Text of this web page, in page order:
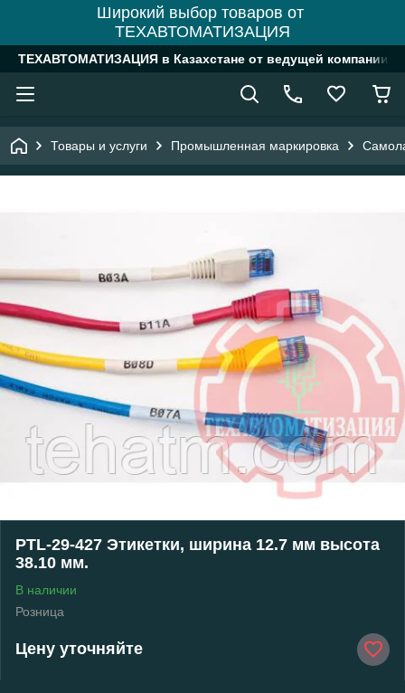
Широкий выбор товаров от
ТЕХАВТОМАТИЗАЦИЯ
ТЕХАВТОМАТИЗАЦИЯ в Казахстане от ведущей компании
Товары и услуги Промышленная маркировка
PTL-29-427 Этикетки, ширина 12.7 мм высота
38.10 мм.
В наличии
Розница
Цену уточняйте